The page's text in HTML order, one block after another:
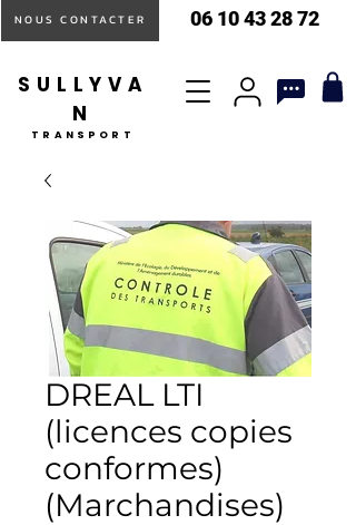
NOUS CONTACTER 06 10 43 28 72
SULLYVA
N
TRANSPORT
DREAL LTI
(licences copies
conformes)
(Marchandises)